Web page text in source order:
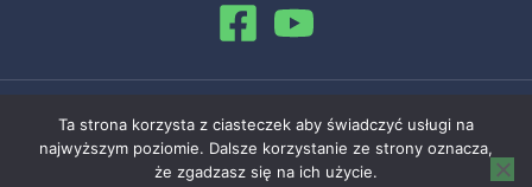
Copyright © 2026 Dom Styl Nieruchomości
Wykonanie Simm Oprogramowanie
Ta strona korzysta z ciasteczek aby świadczyć usługi na
najwyższym poziomie. Dalsze korzystanie ze strony oznacza,
że zgadzasz się na ich użycie.